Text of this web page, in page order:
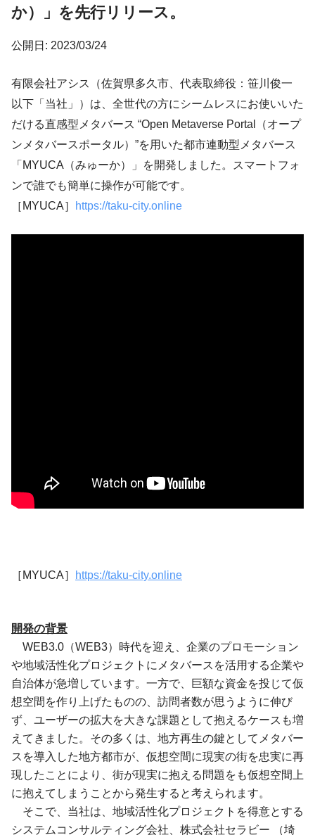
か）」を先行リリース。
公開日: 2023/03/24
有限会社アシス（佐賀県多久市、代表取締役：笹川俊一
以下「当社」）は、全世代の方にシームレスにお使いいた
だける直感型メタバース “Open Metaverse Portal（オープ
ンメタバースポータル）”を用いた都市連動型メタバース
「MYUCA（みゅーか）」を開発しました。スマートフォ
ンで誰でも簡単に操作が可能です。
［MYUCA］
https://taku-city.online
［MYUCA］ https://taku-city.online
開発の背景
WEB3.0（WEB3）時代を迎え、企業のプロモーション
や地域活性化プロジェクトにメタバースを活用する企業や
自治体が急増しています。一方で、巨額な資金を投じて仮
想空間を作り上げたものの、訪問者数が思うように伸び
ず、ユーザーの拡大を大きな課題として抱えるケースも増
えてきました。その多くは、地方再生の鍵としてメタバー
スを導入した地方都市が、仮想空間に現実の街を忠実に再
現したことにより、街が現実に抱える問題をも仮想空間上
に抱えてしまうことから発生すると考えられます。
そこで、当社は、地域活性化プロジェクトを得意とする
システムコンサルティング会社、株式会社セラビー （埼